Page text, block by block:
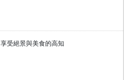
享受絕景與美食的高知